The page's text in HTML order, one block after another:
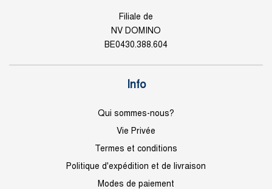
Filiale de
NV DOMINO
BE0430.388.604
Info
Qui sommes-nous?
Vie Privée
Termes et conditions
Politique d'expédition et de livraison
Modes de paiement